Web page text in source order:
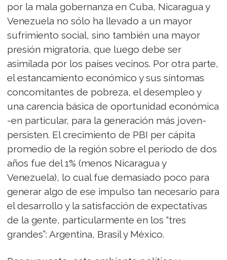
por la mala gobernanza en Cuba, Nicaragua y
Venezuela no sólo ha llevado a un mayor
sufrimiento social, sino también una mayor
presión migratoria, que luego debe ser
asimilada por los países vecinos. Por otra parte,
el estancamiento económico y sus síntomas
concomitantes de pobreza, el desempleo y
una carencia básica de oportunidad económica
-en particular, para la generación más joven-
persisten. El crecimiento de PBI per cápita
promedio de la región sobre el período de dos
años fue del 1% (menos Nicaragua y
Venezuela), lo cual fue demasiado poco para
generar algo de ese impulso tan necesario para
el desarrollo y la satisfacción de expectativas
de la gente, particularmente en los “tres
grandes”: Argentina, Brasil y México.